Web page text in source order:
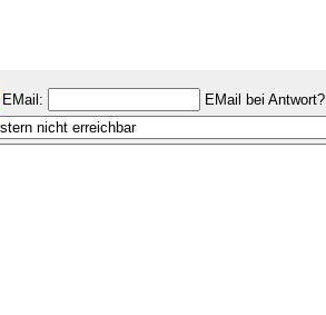
EMail: EMail bei Antwort?